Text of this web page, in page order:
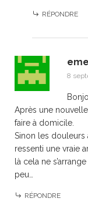
RÉPONDRE
8
Après une
faire à domicile.
Sinon les douleurs
ressenti une vraie
là cela ne
peu…
RÉPONDRE